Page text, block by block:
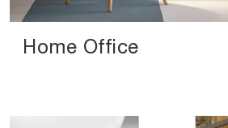
Home Office